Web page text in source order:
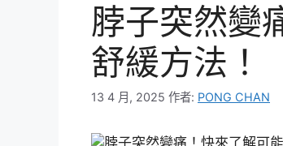
脖子突然變
舒緩方法！
13 4 月, 2025 作者: PONG CHAN